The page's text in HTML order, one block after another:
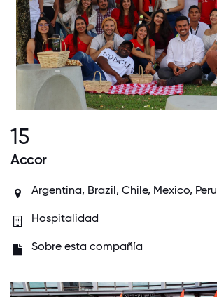
15
Accor
Argentina, Brazil, Chile, Mexico, Peru
Hospitalidad
Sobre esta compañía